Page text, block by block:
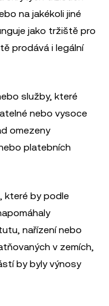
na jakékoli jiné
jako tržiště pro
prodává i legální
služby, které
nebo vysoce
omezeny
platebních
které by podle
nařízení nebo
v zemích,
by byly výnosy